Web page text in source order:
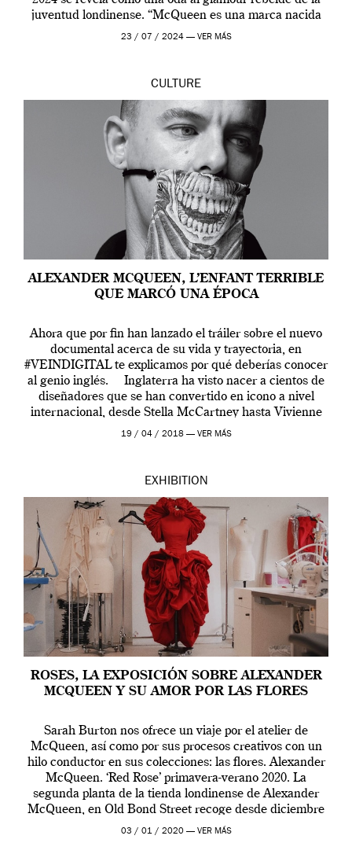
juventud londinense. “McQueen es una marca nacida
en Londres y siempre ha […]
23 / 07 / 2024 — VER MÁS
CULTURE
ALEXANDER MCQUEEN, L’ENFANT TERRIBLE
QUE MARCÓ UNA ÉPOCA
Ahora que por fin han lanzado el tráiler sobre el nuevo
documental acerca de su vida y trayectoria, en
#VEINDIGITAL te explicamos por qué deberías conocer
al genio inglés. Inglaterra ha visto nacer a cientos de
diseñadores que se han convertido en icono a nivel
internacional, desde Stella McCartney hasta Vivienne
Westwood pasando […]
19 / 04 / 2018 — VER MÁS
EXHIBITION
ROSES, LA EXPOSICIÓN SOBRE ALEXANDER
MCQUEEN Y SU AMOR POR LAS FLORES
Sarah Burton nos ofrece un viaje por el atelier de
McQueen, así como por sus procesos creativos con un
hilo conductor en sus colecciones: las flores. Alexander
McQueen. ‘Red Rose’ primavera-verano 2020. La
segunda planta de la tienda londinense de Alexander
McQueen, en Old Bond Street recoge desde diciembre
de 2019 hasta final de abril […]
03 / 01 / 2020 — VER MÁS